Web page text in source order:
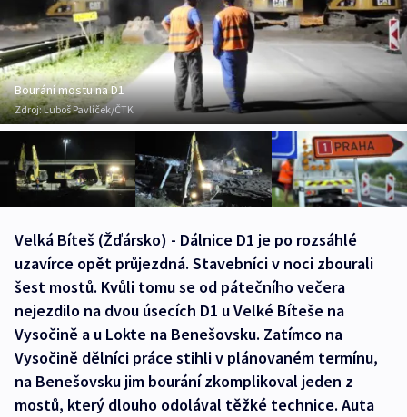
Bourání mostu na D1
Zdroj:Luboš Pavlíček/ČTK
Velká Bíteš (Žďársko) - Dálnice D1 je po rozsáhlé
uzavírce opět průjezdná. Stavebníci v noci zbourali
šest mostů. Kvůli tomu se od pátečního večera
nejezdilo na dvou úsecích D1 u Velké Bíteše na
Vysočině a u Lokte na Benešovsku. Zatímco na
Vysočině dělníci práce stihli v plánovaném termínu,
na Benešovsku jim bourání zkomplikoval jeden z
mostů, který dlouho odolával těžké technice. Auta